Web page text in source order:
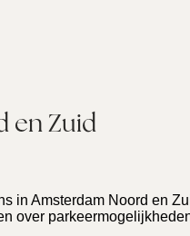
en Zuid
in Amsterdam Noord en
over